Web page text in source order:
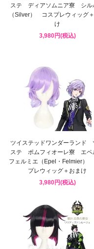
ステ ディアソムニア寮 シル
（Silver） コスプレウィッグ
け
3,980円(税込)
ツイステッドワンダーランド
ステ ポムフィオーレ寮 エペ
フェルミエ（Epel・Felmier）
プレウィッグ＋おまけ
3,980円(税込)